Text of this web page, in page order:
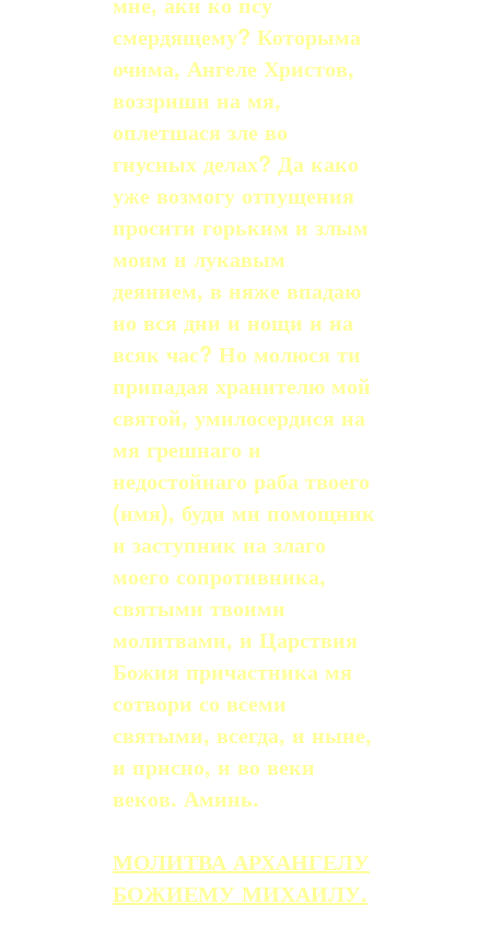
смердящему? Которыма
очима, Ангеле Христов,
воззриши на мя,
оплетшася зле во
гнусных делах? Да како
уже возмогу отпущения
просити горьким и злым
моим и лукавым
деянием, в няже впадаю
но вся дни и нощи и на
всяк час? Но молюся ти
припадая хранителю мой
святой, умилосердися на
мя грешнаго и
недостойнаго раба твоего
(имя), буди ми помощник
и заступник на злаго
моего сопротивника,
святыми твоими
молитвами, и Царствия
Божия причаст­ника мя
сотвори со всеми
святыми, всегда, и ныне,
и присно, и во веки
веков. Аминь.
МОЛИТВА АРХАНГЕЛУ
БОЖИЕМУ МИХАИЛУ.